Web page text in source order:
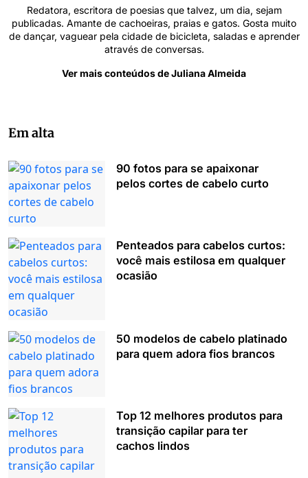
Redatora, escritora de poesias que talvez, um dia, sejam
publicadas. Amante de cachoeiras, praias e gatos. Gosta muito
de dançar, vaguear pela cidade de bicicleta, saladas e aprender
através de conversas.
Ver mais conteúdos de Juliana Almeida
Em alta
90 fotos para se apaixonar
pelos cortes de cabelo curto
Penteados para cabelos curtos:
você mais estilosa em qualquer
ocasião
50 modelos de cabelo platinado
para quem adora fios brancos
Top 12 melhores produtos para
transição capilar para ter
cachos lindos